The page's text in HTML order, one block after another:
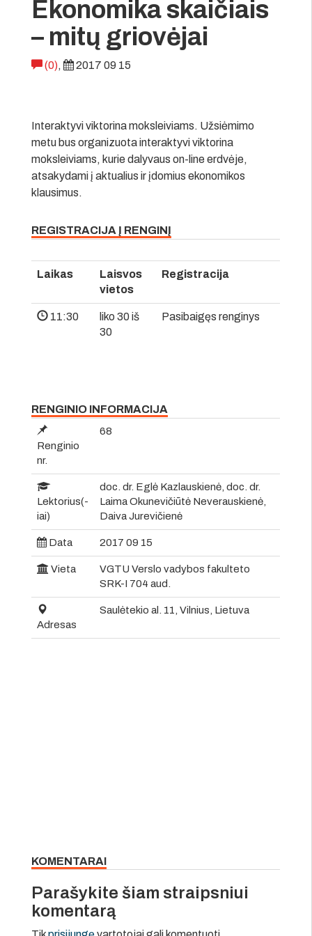
Ekonomika skaičiais
– mitų griovėjai
(0), 2017 09 15
Interaktyvi viktorina moksleiviams. Užsiėmimo
metu bus organizuota interaktyvi viktorina
moksleiviams, kurie dalyvaus on-line erdvėje,
atsakydami į aktualius ir įdomius ekonomikos
klausimus.
REGISTRACIJA Į RENGINĮ
Laikas
Laisvos
vietos
Registracija
11:30
liko 30 iš
30
Pasibaigęs renginys
RENGINIO INFORMACIJA
Renginio
nr.
68
Lektorius(-
iai)
doc. dr. Eglė Kazlauskienė, doc. dr.
Laima Okunevičiūtė Neverauskienė,
Daiva Jurevičienė
Data 2017 09 15
Vieta
VGTU Verslo vadybos fakulteto
SRK-I 704 aud.
Adresas
Saulėtekio al. 11, Vilnius, Lietuva
KOMENTARAI
Parašykite šiam straipsniui
komentarą